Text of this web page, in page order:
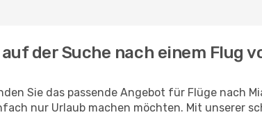
der Suche nach einem Flug
Sie das passende Angebot für Flüge nach
nur Urlaub machen möchten. Mit unserer